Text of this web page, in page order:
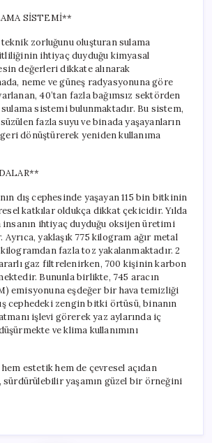
SİSTEMİ**
zorluğunu oluşturan sulama
ihtiyaç duyduğu kimyasal
değerleri dikkate alınarak
neme ve güneş radyasyonuna göre
40’tan fazla bağımsız sektörden
sistemi bulunmaktadır. Bu sistem,
fazla suyu ve binada yaşayanların
dönüştürerek yeniden kullanıma
dış cephesinde yaşayan 115 bin bitkinin
katkılar oldukça dikkat çekicidir. Yılda
insanın ihtiyaç duyduğu oksijen üretimi
yaklaşık 775 kilogram ağır metal
fazla toz yakalanmaktadır. 2
gaz filtrelenirken, 700 kişinin karbon
Bununla birlikte, 745 aracın
emisyonuna eşdeğer bir hava temizliği
cephedeki zengin bitki örtüsü, binanın
işlevi görerek yaz aylarında iç
ve klima kullanımını
estetik hem de çevresel açıdan
sürdürülebilir yaşamın güzel bir örneğini